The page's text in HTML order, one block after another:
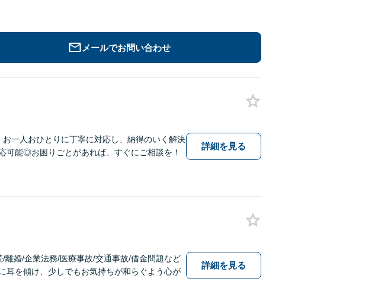
メールでお問い合わせ
一人おひとりに丁寧に対応し、納得のいく解決
可能◎お困りごとがあれば、すぐにご相談を！
詳細を見る
離婚/企業法務/医療事故/交通事故/借金問題など
耳を傾け、少しでもお気持ちが和らぐよう心が
詳細を見る